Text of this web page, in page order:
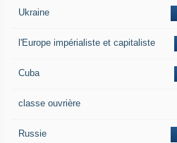
Ukraine
l'Europe impérialiste et capitaliste
Cuba
classe ouvrière
Russie